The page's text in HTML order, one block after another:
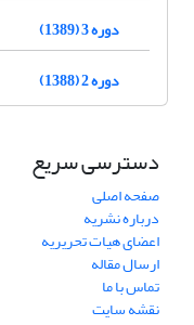
دوره 3 (1389)
دوره 2 (1388)
دسترسی سریع
صفحه اصلی
درباره نشریه
اعضای هیات تحریریه
ارسال مقاله
تماس با ما
نقشه سایت